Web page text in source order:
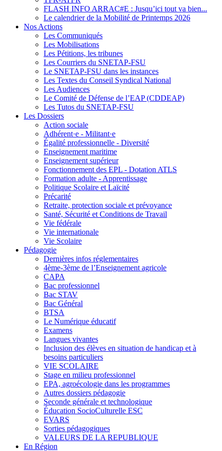
FLASH INFO ARRAC#E : Jusqu’ici tout va bien...
Le calendrier de la Mobilité de Printemps 2026
Nos Actions
Les Communiqués
Les Mobilisations
Les Pétitions, les tribunes
Les Courriers du SNETAP-FSU
Le SNETAP-FSU dans les instances
Les Textes du Conseil Syndical National
Les Audiences
Le Comité de Défense de l’EAP (CDDEAP)
Les Tutos du SNETAP-FSU
Les Dossiers
Action sociale
Adhérent·e - Militant·e
Égalité professionnelle - Diversité
Enseignement maritime
Enseignement supérieur
Fonctionnement des EPL - Dotation ATLS
Formation adulte - Apprentissage
Politique Scolaire et Laïcité
Précarité
Retraite, protection sociale et prévoyance
Santé, Sécurité et Conditions de Travail
Vie fédérale
Vie internationale
Vie Scolaire
Pédagogie
Dernières infos réglementaires
4ème-3ème de l’Enseignement agricole
CAPA
Bac professionnel
Bac STAV
Bac Général
BTSA
Le Numérique éducatif
Examens
Langues vivantes
Inclusion des élèves en situation de handicap et à
besoins particuliers
VIE SCOLAIRE
Stage en milieu professionnel
EPA, agroécologie dans les programmes
Autres dossiers pédagogie
Seconde générale et technologique
Éducation SocioCulturelle ESC
EVARS
Sorties pédagogiques
VALEURS DE LA REPUBLIQUE
En Région